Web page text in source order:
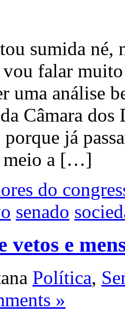
sumida
vou falar
uma análise
Câmara dos
porque já
meio a […]
do
senado
vetos e
Política,
»